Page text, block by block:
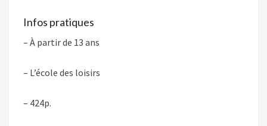
Infos pratiques
– À partir de 13 ans
– L’école des loisirs
– 424p.